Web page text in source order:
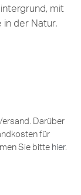
mit
in der Natur.
Darüber
für
Sie bitte hier.